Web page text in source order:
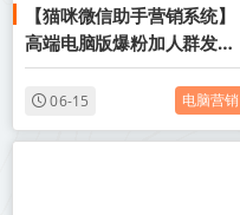
电脑版微信加人
【猫咪微信助手营销系统】
高端电脑版爆粉加人群发拉
群进群综合软件
06-15 电脑营销